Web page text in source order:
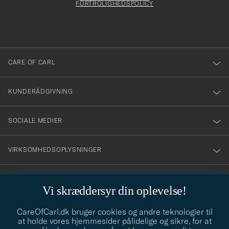
Vi skræddersyr din oplevelse!
CareOfCarl.dk bruger cookies og andre teknologier til
at holde vores hjemmesider pålidelige og sikre, for at
dig
till
vårt
nyhetsbrev!
FORTROLIGHEDSPOLICY
CARE OF CARL
KUNDERÅDGIVNING
SOCIALE MEDIER
VIRKSOMHEDSOPLYSNINGER
info@careofcarl.dk
Behøver du hjælp til at finde din stil? Lad os hjælpe dig, vi hjælper
gerne til!